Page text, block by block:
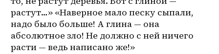
растут…» «Наверное мало песку сыпали,
надо было больше! А глина — она
абсолютное зло! Не должно с ней ничего
расти — ведь написано же!»